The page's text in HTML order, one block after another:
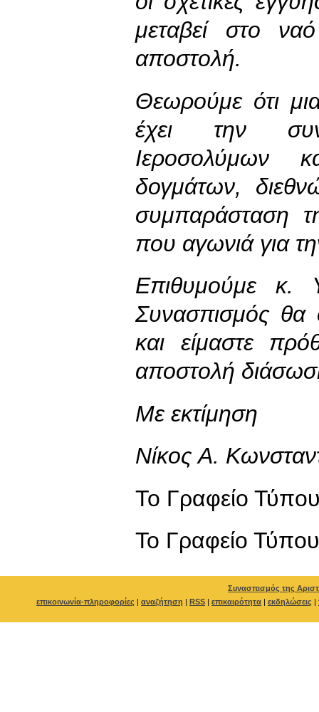
μεταβεί στο
αποστολή.
Θεωρούμε ότι
έχει την
Ιεροσολύμων
δογμάτων,
συμπαράσταση
που αγωνιά για
Επιθυμούμε κ.
Συνασπισμός θα
και είμαστε
αποστολή
Με εκτίμηση
Νίκος Α.
Το Γραφείο
To Γραφείο Τύπου
Συνασπισμός της
επικοινωνία-πληροφορίες | αναζήτηση | RSS | επικαιρότητα | εκδηλώσεις |